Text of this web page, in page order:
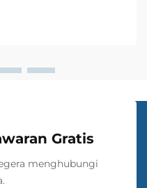
PVC. Material
Gratis
menghubungi